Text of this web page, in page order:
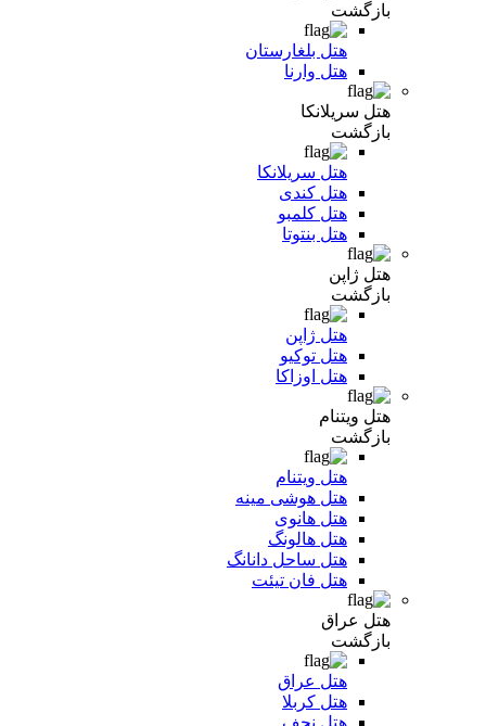
بازگشت
هتل بلغارستان
هتل وارنا
هتل سریلانکا
بازگشت
هتل سریلانکا
هتل کندی
هتل کلمبو
هتل بنتوتا
هتل ژاپن
بازگشت
هتل ژاپن
هتل توکیو
هتل اوزاکا
هتل ویتنام
بازگشت
هتل ویتنام
هتل هوشی مینه
هتل هانوی
هتل هالونگ
هتل ساحل دانانگ
هتل فان تیئت
هتل عراق
بازگشت
هتل عراق
هتل کربلا
هتل نجف